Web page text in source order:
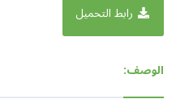
رابط التحميل
الوصف: